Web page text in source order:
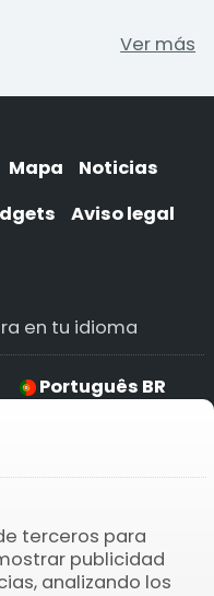
Ver más
Mapa
Noticias
Aviso legal
en tu idioma
Português BR
terceros para
publicidad
analizando los